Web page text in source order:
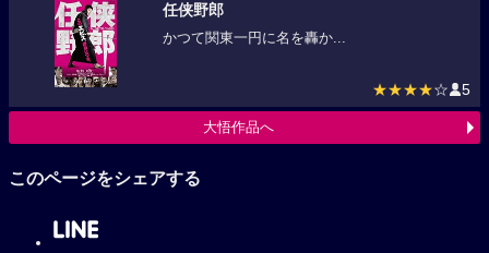
任侠野郎
かつて関東一円に名を轟か...
★★★★ ☆ 5
大悟作品へ
このページをシェアする